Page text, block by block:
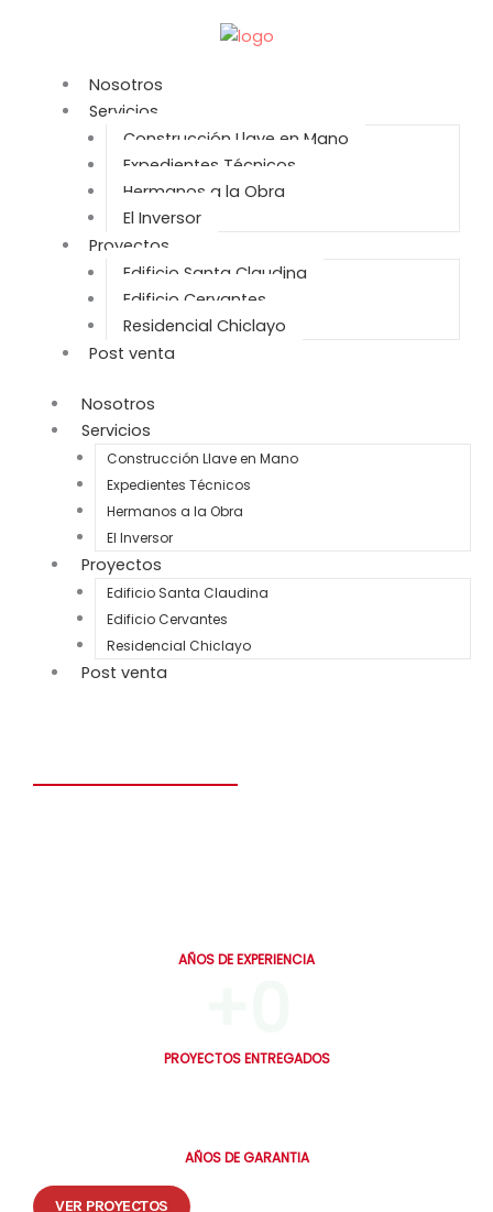
Nosotros
Servicios
Construcción Llave en Mano
Expedientes Técnicos
Hermanos a la Obra
El Inversor
Proyectos
Edificio Santa Claudina
Edificio Cervantes
Residencial Chiclayo
Post venta
Nosotros
Servicios
Construcción Llave en Mano
Expedientes Técnicos
Hermanos a la Obra
El Inversor
Proyectos
Edificio Santa Claudina
Edificio Cervantes
Residencial Chiclayo
Post venta
AÑOS DE EXPERIENCIA
PROYECTOS ENTREGADOS
AÑOS DE GARANTIA
VER PROYECTOS